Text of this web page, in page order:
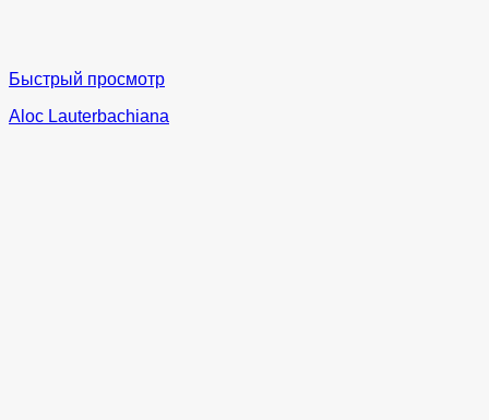
Быстрый просмотр
Aloc Lauterbachiana